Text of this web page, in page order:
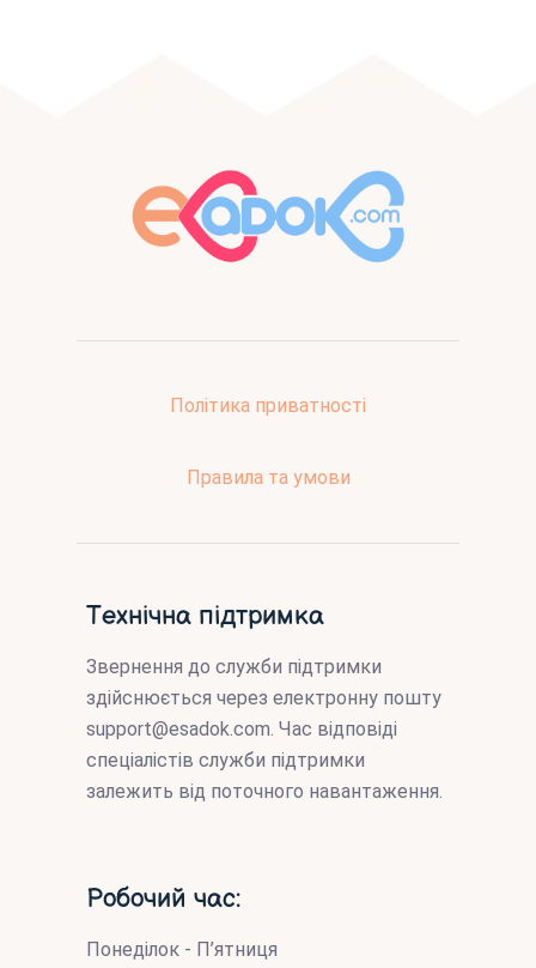
Політика приватності
Правила та умови
Технічна підтримка
Звернення до служби підтримки
здійснюється через електронну пошту
support@esadok.com. Час відповіді
спеціалістів служби підтримки
залежить від поточного навантаження.
Робочий час:
Понеділок - П’ятниця